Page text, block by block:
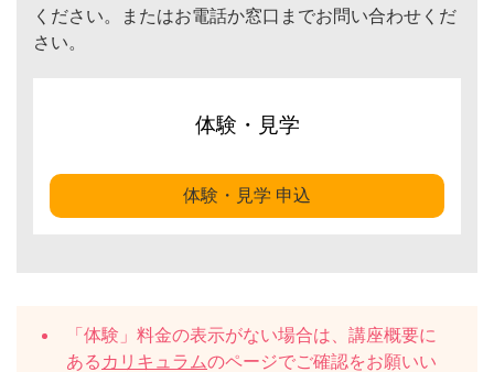
ください。またはお電話か窓口までお問い合わせくだ
さい。
体験・見学
体験・見学 申込
「体験」料金の表示がない場合は、講座概要に
ある カリキュラムのページでご確認をお願いい